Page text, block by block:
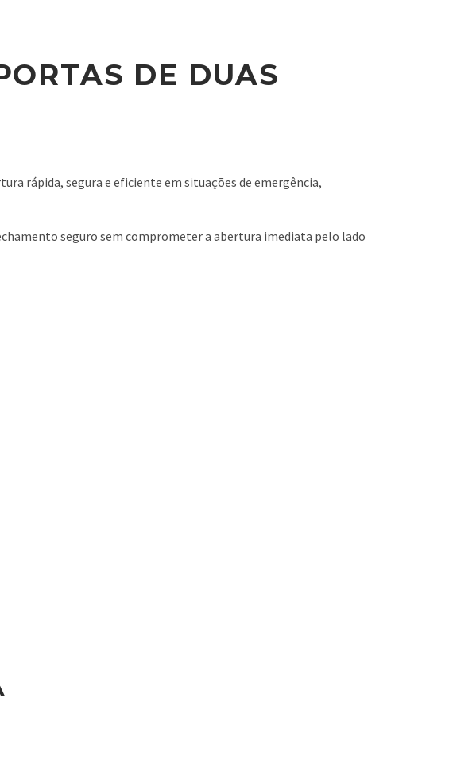
DE DUAS
rápida, segura e eficiente em situações de emergência,
seguro sem comprometer a abertura imediata pelo lado